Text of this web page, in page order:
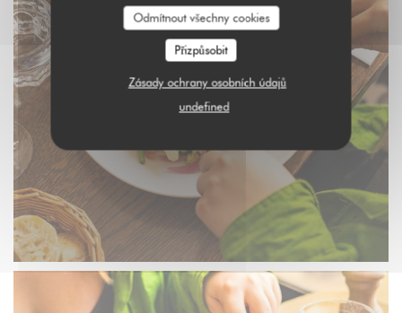
Odmítnout všechny cookies
Přizpůsobit
Zásady ochrany osobních údajů
undefined